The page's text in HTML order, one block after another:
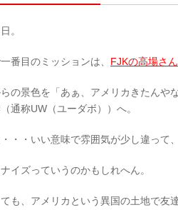
。
番目のミッションは、 FJKの高場さん
の景色を「あぁ、アメリカきたんや
通称UW（ユーダボ））へ。
・・いい意味で雰囲気が少し違って
イズっていうのかもしれへん。
も、アメリカという異国の土地で